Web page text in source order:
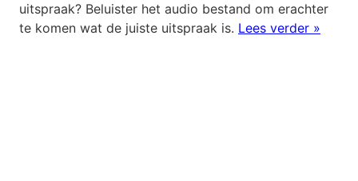
uitspraak? Beluister het audio bestand om erachter
te komen wat de juiste uitspraak is. Lees verder »